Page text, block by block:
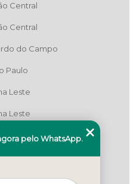
Central
Central
do Campo
Paulo
Leste
Leste
Leste
Norte
Norte
pelo WhatsApp.